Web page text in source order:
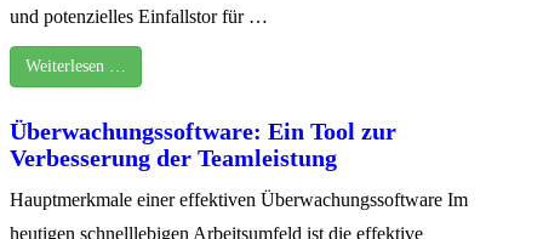
und potenzielles Einfallstor für …
Weiterlesen …
Überwachungssoftware: Ein Tool zur
Verbesserung der Teamleistung
Hauptmerkmale einer effektiven Überwachungssoftware Im
heutigen schnelllebigen Arbeitsumfeld ist die effektive